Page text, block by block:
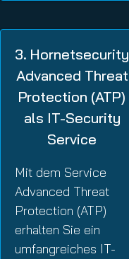
3. Hornetsecurity
Advanced Threat
Protection (ATP)
als IT-Security
Service
Mit dem Service
Advanced Threat
Protection (ATP)
erhalten Sie ein
umfangreiches IT-